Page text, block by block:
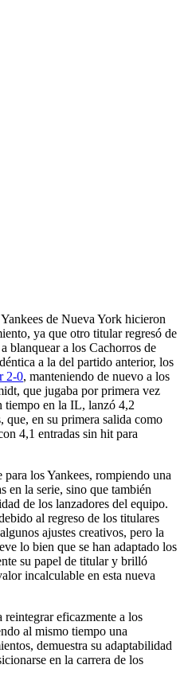
de Nueva York hicieron
ya que otro titular regresó de
blanquear a los Cachorros de
a la del partido anterior, los
2-0, manteniendo de nuevo a los
que jugaba por primera vez
tiempo en la IL, lanzó 4,2
que, en su primera salida como
4,1 entradas sin hit para
los Yankees, rompiendo una
en la serie, sino que también
de los lanzadores del equipo.
al regreso de los titulares
ajustes creativos, pero la
lo bien que se han adaptado los
su papel de titular y brilló
incalculable en esta nueva
reintegrar eficazmente a los
al mismo tiempo una
demuestra su adaptabilidad
en la carrera de los